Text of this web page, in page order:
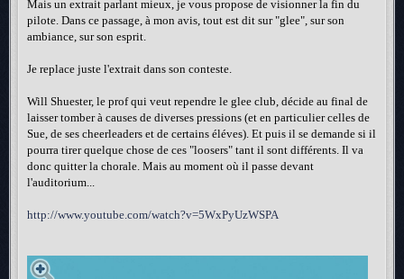
Mais un extrait parlant mieux, je vous propose de visionner la fin du
pilote. Dans ce passage, à mon avis, tout est dit sur "glee", sur son
ambiance, sur son esprit.
Je replace juste l'extrait dans son conteste.
Will Shuester, le prof qui veut rependre le glee club, décide au final de
laisser tomber à causes de diverses pressions (et en particulier celles de
Sue, de ses cheerleaders et de certains éléves). Et puis il se demande si il
pourra tirer quelque chose de ces "loosers" tant il sont différents. Il va
donc quitter la chorale. Mais au moment où il passe devant
l'auditorium...
http://www.youtube.com/watch?v=5WxPyUzWSPA